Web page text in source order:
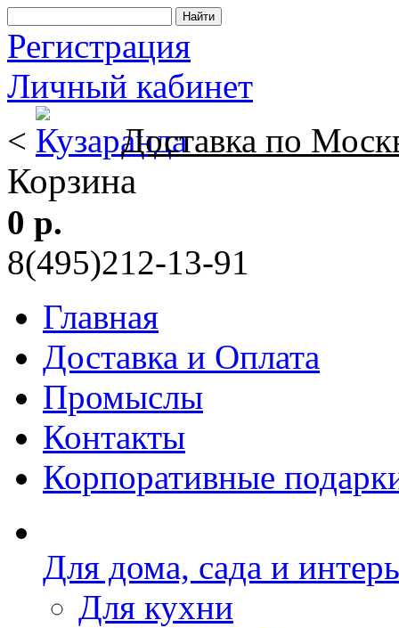
Регистрация
Личный кабинет
<
Доставка по
Корзина
0 р.
8(495)212-13-91
Главная
Доставка и Оплата
Промыслы
Контакты
Корпоративные
Для дома, сада и
Для кухни